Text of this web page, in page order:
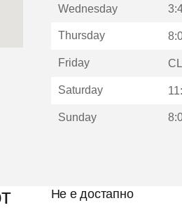
Wednesday
Thursday
Friday
Saturday
Sunday
Не е достапно